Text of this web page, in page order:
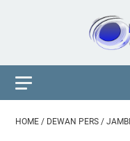
HOME / DEWAN PERS / JAMBI